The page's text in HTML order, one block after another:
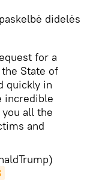
didelės
for a
State of
quickly in
incredible
all the
and